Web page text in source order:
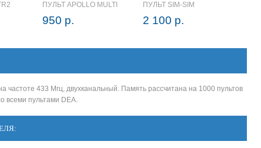
ПУЛЬТ APOLLO MULTI
950 р.
ПУЛЬТ SIM-SIM
2 100 р.
частоте 433 Мгц, двухканальный. Память рассчитана на 1000 пультов
всеми пультами DEA.